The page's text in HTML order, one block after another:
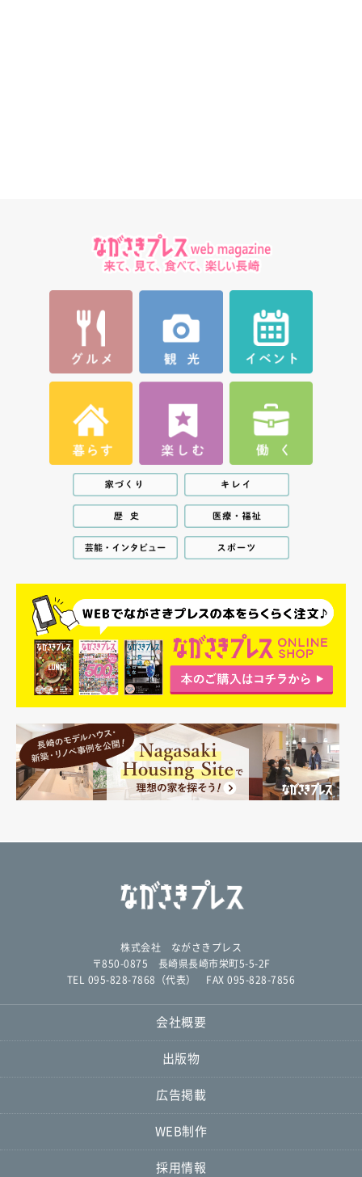
株式会社 ながさきプレス
〒850-0875 長崎県長崎市栄町5-5-2F
TEL 095-828-7868（代表） FAX 095-828-7856
会社概要
出版物
広告掲載
WEB制作
採用情報